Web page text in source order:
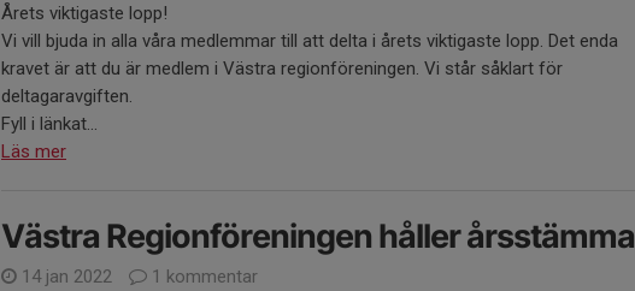
Årets viktigaste lopp!
Vi vill bjuda in alla våra medlemmar till att delta i årets viktigaste lopp. Det enda
kravet är att du är medlem i Västra regionföreningen. Vi står såklart för
deltagaravgiften.
Fyll i länkat...
Läs mer
Västra Regionföreningen håller årsstämma
14 jan 2022 1 kommentar